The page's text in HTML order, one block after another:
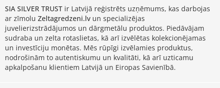
SIA SILVER TRUST ir Latvijā reģistrēts uzņēmums, kas darbojas
ar zīmolu Zeltagredzeni.lv un specializējas
juvelierizstrādājumos un dārgmetālu produktos. Piedāvājam
sudraba un zelta rotaslietas, kā arī izvēlētas kolekcionējamas
un investīciju monētas. Mēs rūpīgi izvēlamies produktus,
nodrošinām to autentiskumu un kvalitāti, kā arī uzticamu
apkalpošanu klientiem Latvijā un Eiropas Savienībā.